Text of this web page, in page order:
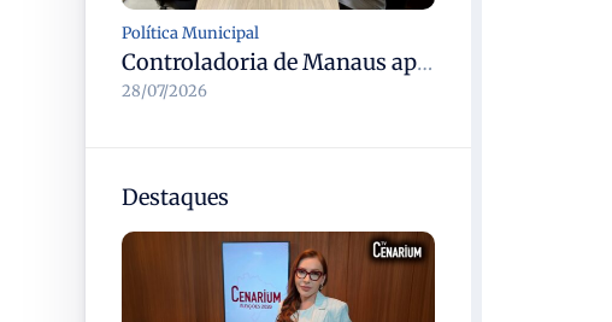
Política Municipal
Controladoria de Manaus apresenta nova metodologia de gestão de riscos de integridade à Casa Civil em reunião de alinhamento
28/07/2026
Destaques